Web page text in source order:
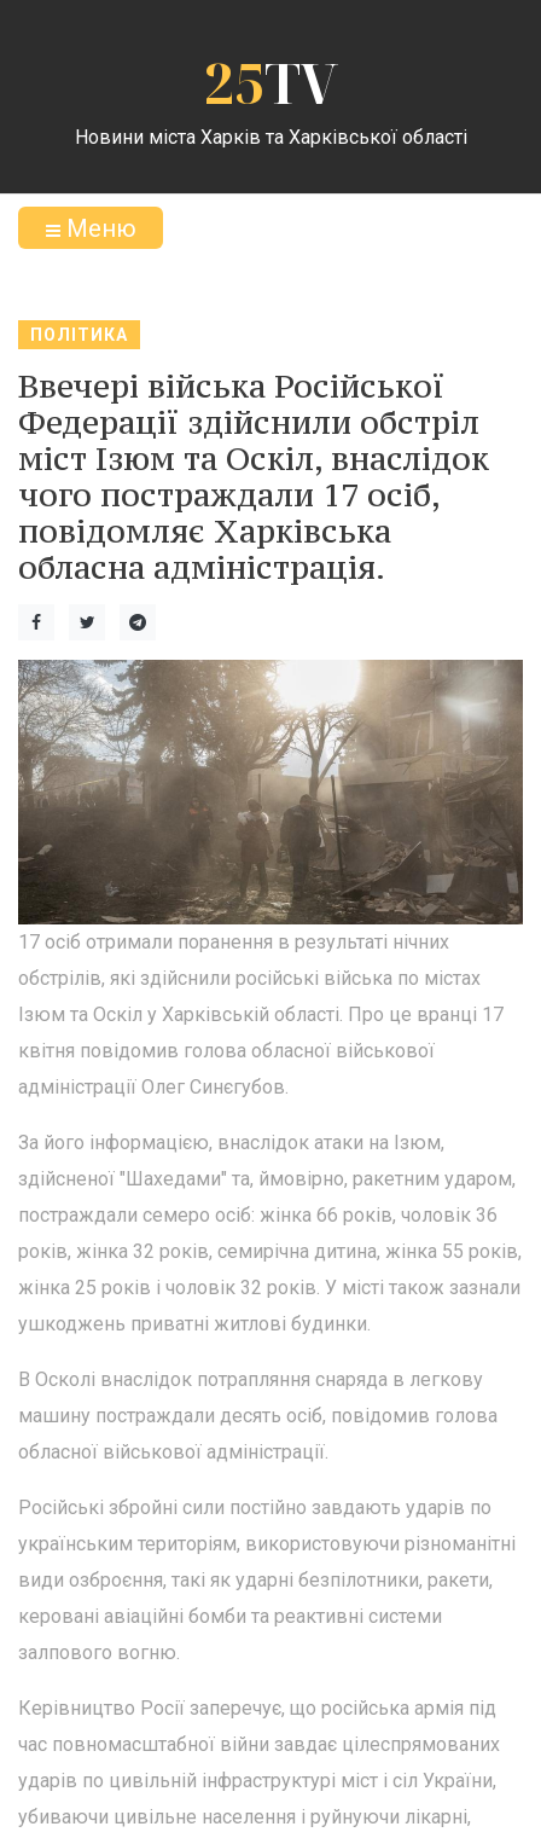
25TV
Новини міста Харків та Харківської області
Меню
ПОЛІТИКА
Ввечері війська Російської
Федерації здійснили обстріл
міст Ізюм та Оскіл, внаслідок
чого постраждали 17 осіб,
повідомляє Харківська
обласна адміністрація.
17 осіб отримали поранення в результаті нічних
обстрілів, які здійснили російські війська по містах
Ізюм та Оскіл у Харківській області. Про це вранці 17
квітня повідомив голова обласної військової
адміністрації Олег Синєгубов.
За його інформацією, внаслідок атаки на Ізюм,
здійсненої "Шахедами" та, ймовірно, ракетним ударом,
постраждали семеро осіб: жінка 66 років, чоловік 36
років, жінка 32 років, семирічна дитина, жінка 55 років,
жінка 25 років і чоловік 32 років. У місті також зазнали
ушкоджень приватні житлові будинки.
В Осколі внаслідок потрапляння снаряда в легкову
машину постраждали десять осіб, повідомив голова
обласної військової адміністрації.
Російські збройні сили постійно завдають ударів по
українським територіям, використовуючи різноманітні
види озброєння, такі як ударні безпілотники, ракети,
керовані авіаційні бомби та реактивні системи
залпового вогню.
Керівництво Росії заперечує, що російська армія під
час повномасштабної війни завдає цілеспрямованих
ударів по цивільній інфраструктурі міст і сіл України,
убиваючи цивільне населення і руйнуючи лікарні,